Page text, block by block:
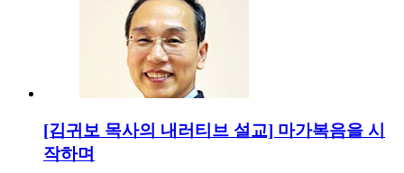
[김귀보 목사의 내러티브 설교] 마가복음을 시
작하며